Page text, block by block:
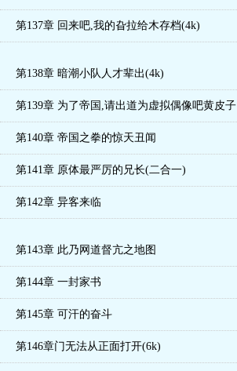
第137章 回来吧,我的旮拉给木存档(4k)
第138章 暗潮小队人才辈出(4k)
第139章 为了帝国,请出道为虚拟偶像吧黄皮子
第140章 帝国之拳的惊天丑闻
第141章 原体最严厉的兄长(二合一)
第142章 异客来临
第143章 此乃网道督亢之地图
第144章 一封家书
第145章 可汗的奋斗
第146章门无法从正面打开(6k)